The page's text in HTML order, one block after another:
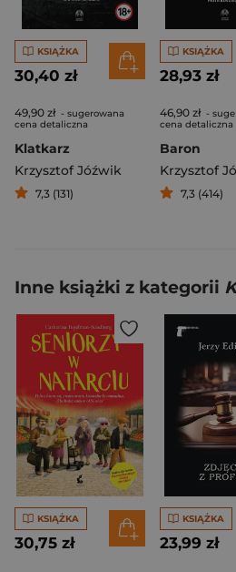
KSIĄŻKA
30,40 zł
49,90 zł - sugerowana
cena detaliczna
Klatkarz
Krzysztof Jóźwik
7,3 (131)
KSIĄŻKA
28,93 zł
46,90 zł -
cena detaliczna
Baron
Krzysztof
7,3 (414)
Inne książki z kategorii
KSIĄŻKA
30,75 zł
KSIĄŻKA
23,99 zł